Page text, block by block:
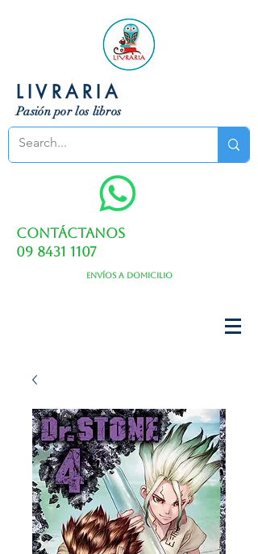
LIVRARIA
Pasión por los libros
Contáctanos
09 8431 1107
Envíos a domicilio